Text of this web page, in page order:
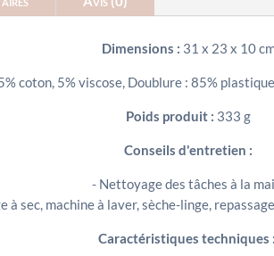
Dimensions : 31 x 23 x 10
coton, 5% viscose, Doublure : 85%
Poids produit : 333 g
Conseils d'entretien :
- Nettoyage des tâches à la
à sec, machine à laver, sèche-linge,
Caractéristiques techniques :